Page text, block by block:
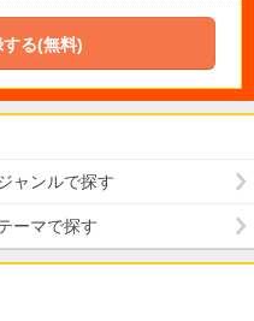
る(無料)
ャンルで探す
ーマで探す